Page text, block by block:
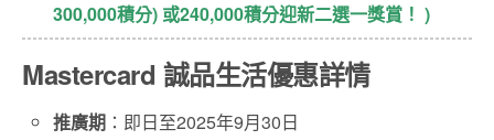
300,000積分) 或240,000積分迎新二選一獎賞！ )
Mastercard 誠品生活優惠詳情
推廣期 ：即日至2025年9月30日